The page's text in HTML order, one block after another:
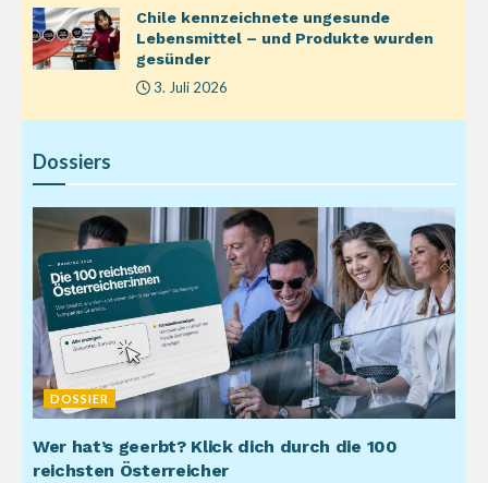
Chile kennzeichnete ungesunde
Lebensmittel – und Produkte wurden
gesünder
3. Juli 2026
Dossiers
DOSSIER
Wer hat’s geerbt? Klick dich durch die 100
reichsten Österreicher